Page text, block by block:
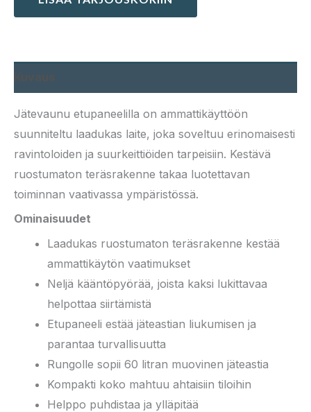
Jätevaunu etupaneelilla on ammattikäyttöön
suunniteltu laadukas laite, joka soveltuu erinomaisesti
ravintoloiden ja suurkeittiöiden tarpeisiin. Kestävä
ruostumaton teräsrakenne takaa luotettavan
toiminnan vaativassa ympäristössä.
Ominaisuudet
Laadukas ruostumaton teräsrakenne kestää
ammattikäytön vaatimukset
Neljä kääntöpyörää, joista kaksi lukittavaa
helpottaa siirtämistä
Etupaneeli estää jäteastian liukumisen ja
parantaa turvallisuutta
Rungolle sopii 60 litran muovinen jäteastia
Kompakti koko mahtuu ahtaisiin tiloihin
Helppo puhdistaa ja ylläpitää